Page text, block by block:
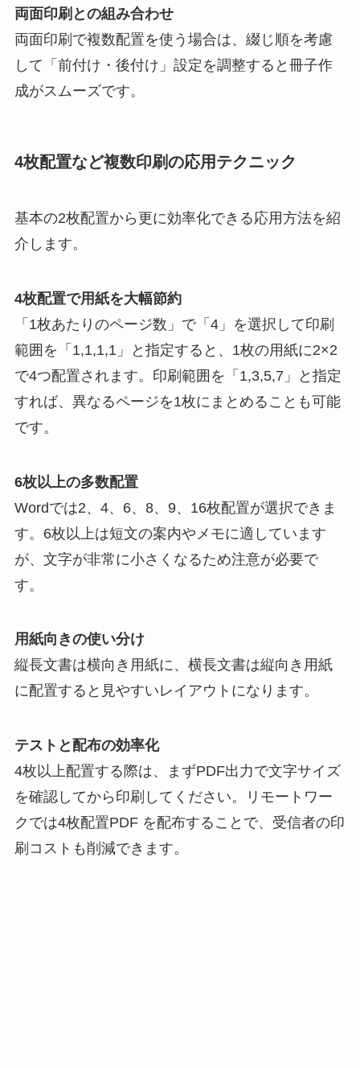
両面印刷との組み合わせ
両面印刷で複数配置を使う場合は、綴じ順を考慮
して「前付け・後付け」設定を調整すると冊子作
成がスムーズです。
4枚配置など複数印刷の応用テクニック
基本の2枚配置から更に効率化できる応用方法を紹
介します。
4枚配置で用紙を大幅節約
「1枚あたりのページ数」で「4」を選択して印刷
範囲を「1,1,1,1」と指定すると、1枚の用紙に2×2
で4つ配置されます。印刷範囲を「1,3,5,7」と指定
すれば、異なるページを1枚にまとめることも可能
です。
6枚以上の多数配置
Wordでは2、4、6、8、9、16枚配置が選択できま
す。6枚以上は短文の案内やメモに適しています
が、文字が非常に小さくなるため注意が必要で
す。
用紙向きの使い分け
縦長文書は横向き用紙に、横長文書は縦向き用紙
に配置すると見やすいレイアウトになります。
テストと配布の効率化
4枚以上配置する際は、まずPDF出力で文字サイズ
を確認してから印刷してください。リモートワー
クでは4枚配置PDF を配布することで、受信者の印
刷コストも削減できます。